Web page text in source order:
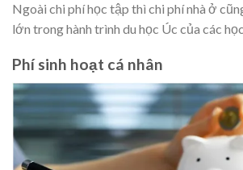
Ngoài chi phí học tập thì chi phí nhà ở
lớn trong hành trình du học Úc của các học
Phí sinh hoạt cá nhân